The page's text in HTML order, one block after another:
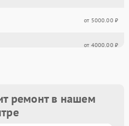
от 5000.00 ₽
от 4000.00 ₽
ремонт в нашем